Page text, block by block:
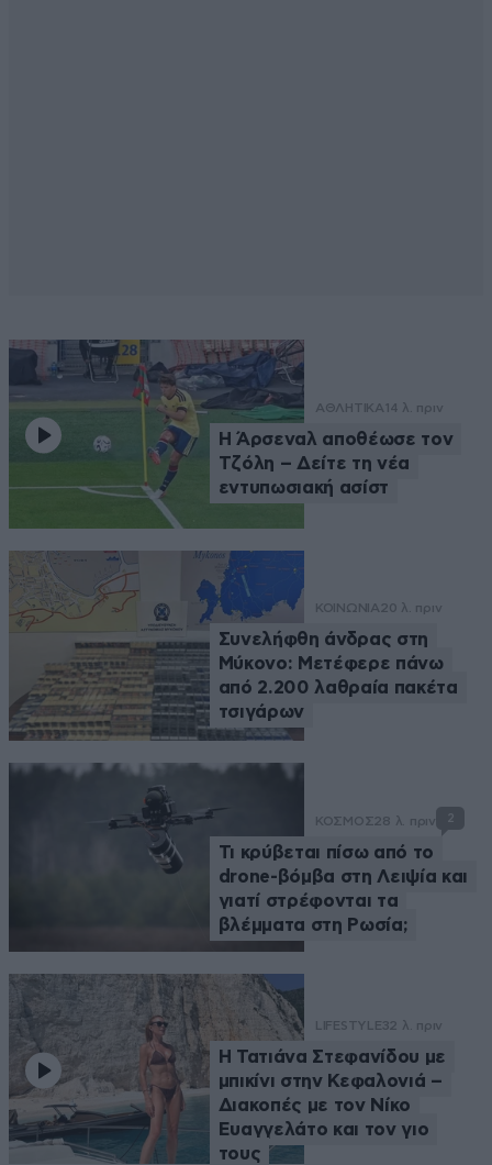
ΑΘΛΗΤΙΚΑ 14 λ. πριν
Η Άρσεναλ αποθέωσε τον
Τζόλη – Δείτε τη νέα
εντυπωσιακή ασίστ
ΚΟΙΝΩΝΙΑ20 λ. πριν
Συνελήφθη άνδρας στη
Μύκονο: Μετέφερε πάνω
από 2.200 λαθραία πακέτα
τσιγάρων
ΚΟΣΜΟΣ28 λ. πριν 2
Τι κρύβεται πίσω από το
drone-βόμβα στη Λειψία και
γιατί στρέφονται τα
βλέμματα στη Ρωσία;
LIFESTYLE32 λ. πριν
Η Τατιάνα Στεφανίδου με
μπικίνι στην Κεφαλονιά –
Διακοπές με τον Νίκο
Ευαγγελάτο και τον γιο
τους